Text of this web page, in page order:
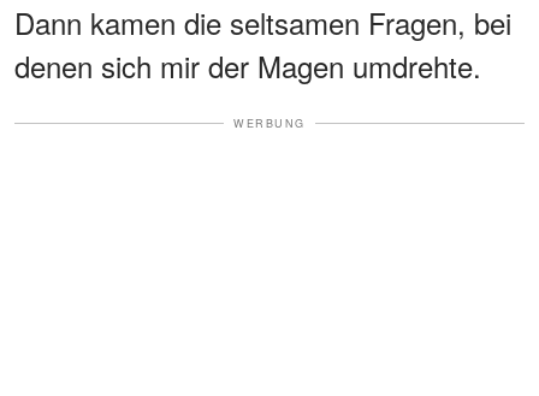
Dann kamen die seltsamen Fragen, bei
denen sich mir der Magen umdrehte.
WERBUNG